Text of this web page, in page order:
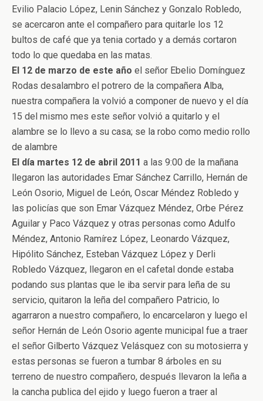
Evilio Palacio López, Lenin Sánchez y Gonzalo Robledo,
se acercaron ante el compañero para quitarle los 12
bultos de café que ya tenia cortado y a demás cortaron
todo lo que quedaba en las matas.
El 12 de marzo de este año el señor Ebelio Domínguez
Rodas desalambro el potrero de la compañera Alba,
nuestra compañera la volvió a componer de nuevo y el día
15 del mismo mes este señor volvió a quitarlo y el
alambre se lo llevo a su casa; se la robo como medio rollo
de alambre
El día martes 12 de abril 2011 a las 9:00 de la mañana
llegaron las autoridades Emar Sánchez Carrillo, Hernán de
León Osorio, Miguel de León, Oscar Méndez Robledo y
las policías que son Emar Vázquez Méndez, Orbe Pérez
Aguilar y Paco Vázquez y otras personas como Adulfo
Méndez, Antonio Ramírez López, Leonardo Vázquez,
Hipólito Sánchez, Esteban Vázquez López y Derli
Robledo Vázquez, llegaron en el cafetal donde estaba
podando sus plantas que le iba servir para leña de su
servicio, quitaron la leña del compañero Patricio, lo
agarraron a nuestro compañero, lo encarcelaron y luego el
señor Hernán de León Osorio agente municipal fue a traer
el señor Gilberto Vázquez Velásquez con su motosierra y
estas personas se fueron a tumbar 8 árboles en su
terreno de nuestro compañero, después llevaron la leña a
la cancha publica del ejido y luego fueron a traer al